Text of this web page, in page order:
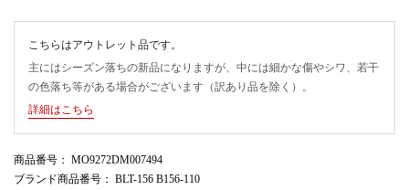
こちらはアウトレット品です。
主にはシーズン落ちの新品になりますが、中には細かな傷やシワ、若干
の色落ち等がある場合がございます（訳あり品を除く）。
詳細はこちら
商品番号 ： MO9272DM007494
ブランド商品番号 ： BLT-156 B156-110